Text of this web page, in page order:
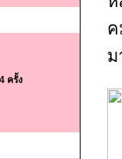
4 ครั้ง
ค
ม